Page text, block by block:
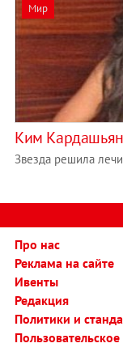
Мир
Ким Кардашьян
Звезда решила
Про нас
Реклама на сайте
Ивенты
Редакция
Политики и